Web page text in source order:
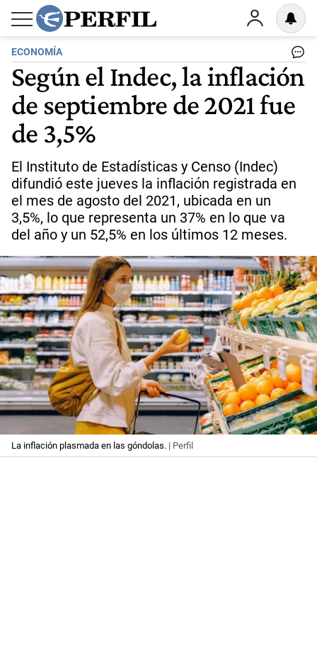
ECONOMÍA
Según el Indec, la inflación
de septiembre de 2021 fue
de 3,5%
El Instituto de Estadísticas y Censo (Indec)
difundió este jueves la inflación registrada en
el mes de agosto del 2021, ubicada en un
3,5%, lo que representa un 37% en lo que va
del año y un 52,5% en los últimos 12 meses.
La inflación plasmada en las góndolas. | Perfil